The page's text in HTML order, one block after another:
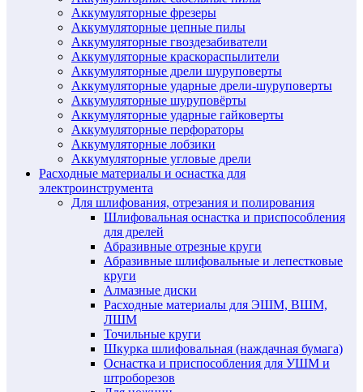
Аккумуляторные фрезеры
Аккумуляторные цепные пилы
Аккумуляторные гвоздезабиватели
Аккумуляторные краскораспылители
Аккумуляторные дрели шуруповерты
Аккумуляторные ударные дрели-шуруповерты
Аккумуляторные шуруповёрты
Аккумуляторные ударные гайковерты
Аккумуляторные перфораторы
Аккумуляторные лобзики
Аккумуляторные угловые дрели
Расходные материалы и оснастка для
электроинструмента
Для шлифования, отрезания и полирования
Шлифовальная оснастка и приспособления
для дрелей
Абразивные отрезные круги
Абразивные шлифовальные и лепестковые
круги
Алмазные диски
Расходные материалы для ЭШМ, ВШМ,
ЛШМ
Точильные круги
Шкурка шлифовальная (наждачная бумага)
Оснастка и приспособления для УШМ и
штроборезов